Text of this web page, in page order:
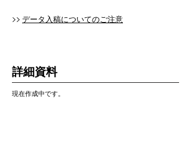
>> データ入稿についてのご注意
詳細資料
現在作成中です。